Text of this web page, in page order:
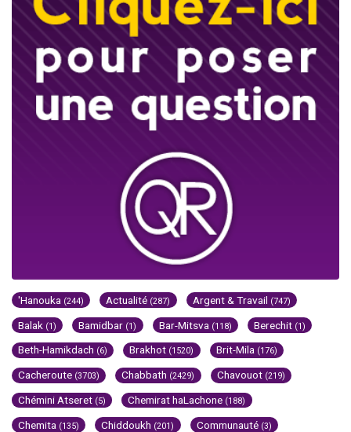
'Hanouka (244) Actualité (287) Argent & Travail (747)
Balak (1) Bamidbar (1) Bar-Mitsva (118) Berechit (1)
Beth-Hamikdach (6) Brakhot (1520) Brit-Mila (176)
Cacheroute (3703) Chabbath (2429) Chavouot (219)
Chémini Atseret (5) Chemirat haLachone (188)
Chemita (135) Chiddoukh (201) Communauté (3)